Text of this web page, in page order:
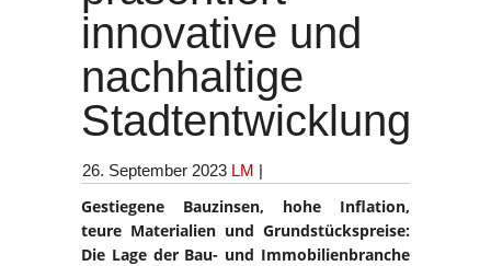
innovative und
nachhaltige
Stadtentwicklung
26. September 2023 LM |
Gestiegene Bauzinsen, hohe Inflation,
teure Materialien und Grundstückspreise:
Die Lage der Bau- und Immobilienbranche